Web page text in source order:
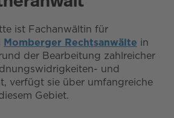
ist Fachanwältin für
Momberger Rechtsanwälte in
der Bearbeitung zahlreicher
und
verfügt sie über umfangreiche
Gebiet.